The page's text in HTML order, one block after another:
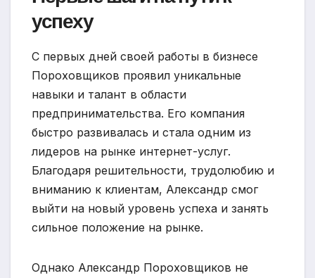
успеху
С первых дней своей работы в бизнесе
Пороховщиков проявил уникальные
навыки и талант в области
предпринимательства. Его компания
быстро развивалась и стала одним из
лидеров на рынке интернет-услуг.
Благодаря решительности, трудолюбию и
вниманию к клиентам, Александр смог
выйти на новый уровень успеха и занять
сильное положение на рынке.
Однако Александр Пороховщиков не